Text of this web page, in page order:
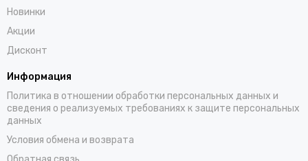
Новинки
Акции
Дисконт
Информация
Политика в отношении обработки персональных данных и
сведения о реализуемых требованиях к защите персональных
данных
Условия обмена и возврата